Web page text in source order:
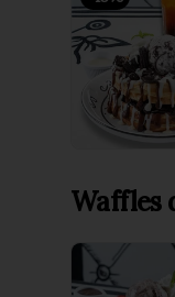
Waffles